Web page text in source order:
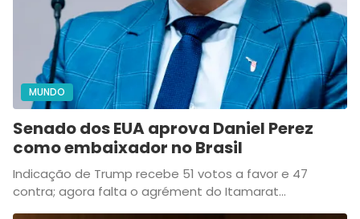
MUNDO
Senado dos EUA aprova Daniel Perez
como embaixador no Brasil
Indicação de Trump recebe 51 votos a favor e 47
contra; agora falta o agrément do Itamarat...